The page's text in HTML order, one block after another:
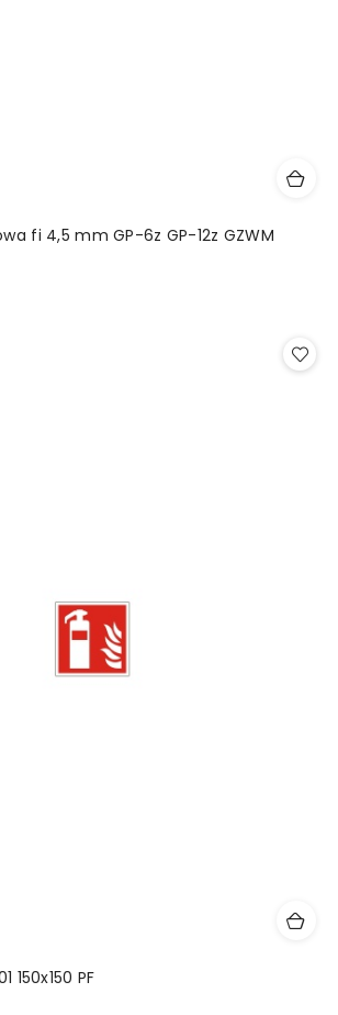
fi 4,5 mm GP-6z GP-12z GZWM
150x150 PF